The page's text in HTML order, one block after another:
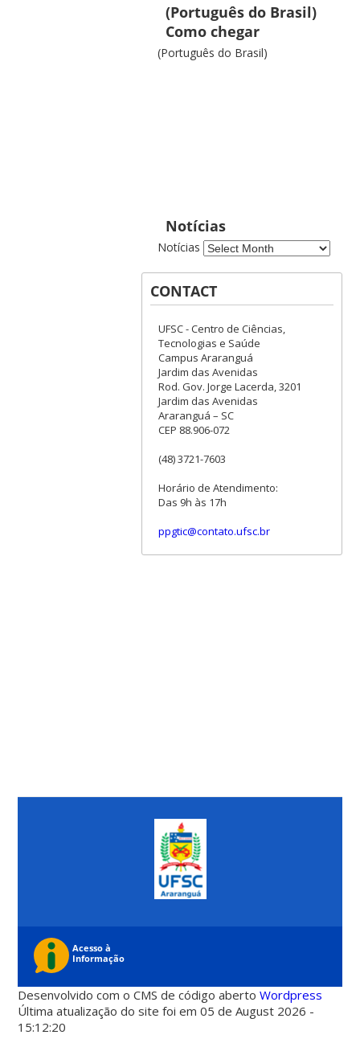
(Português do Brasil)
Como chegar
(Português do Brasil)
Notícias
Notícias
CONTACT
UFSC - Centro de Ciências,
Tecnologias e Saúde
Campus Araranguá
Jardim das Avenidas
Rod. Gov. Jorge Lacerda, 3201
Jardim das Avenidas
Araranguá – SC
CEP 88.906-072
(48) 3721-7603
Horário de Atendimento:
Das 9h às 17h
ppgtic@contato.ufsc.br
Desenvolvido com o CMS de código abertoWordpress
Última atualização do site foi em 05 de August 2026 -
15:12:20